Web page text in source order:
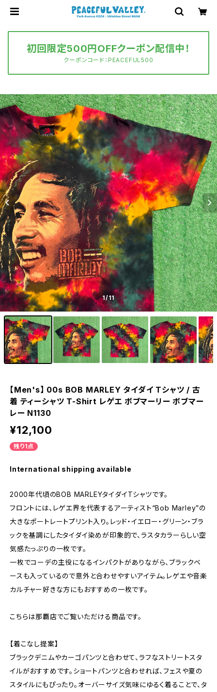
初回限定500円OFFクーポン配信中！
クーポンコード：PEACEFUL500
1/11
【Men's】 00s BOB MARLEY タイダイ Tシャツ / 古
着 ティーシャツ T-Shirt レゲエ ボブマーリー ボブマー
レー N1130
¥12,100
残り1点
International shipping available
2000年代頃のBOB MARLEYタイダイTシャツです。
フロントには、レゲエ界を代表するアーティスト“Bob Marley”の
大きなポートレートプリント入り。レッド・イエロー・グリーン・ブラ
ックを基調にしたタイダイ染めが印象的で、ラスタカラーらしい空
気感たっぷりの一枚です。
一枚でコーデの主役になるインパクトがありながら、ブラックベ
ースも入っているので意外と合わせやすいアイテム。レゲエや音楽
カルチャー好きな方にもおすすめの一枚です。
こちらは那覇店でご覧いただける商品です。
【着こなし提案】
ブラックデニムやカーゴパンツと合わせて、ラフなストリートスタ
イルがおすすめです。ショートパンツと合わせれば、フェスや夏の
スタイルにもぴったり。オーバーサイズ気味にゆるく着ることで、タ